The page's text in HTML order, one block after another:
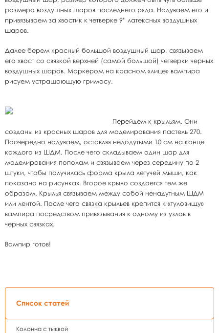
размера воздушных шаров последнего ряда. Надуваем его и
привязываем за хвостик к четверке 9” латексных воздушных
шаров.
Далее берем красный большой воздушный шар, связываем
его хвост со связкой верхней (самой большой) четверки черных
воздушных шаров. Маркером на красном «лице» вампира
рисуем устрашающую гримасу.
Перейдем к крыльям. Они
созданы из красных шаров для моделирования пастель 270.
Поочередно надуваем, оставляя недодутыми 10 см на конце
каждого из ШДМ. После чего складываем один шар для
моделирования пополам и связываем через середину по 2
штуки, чтобы получилась форма крыла летучей мыши, как
показано на рисунках. Второе крыло создается тем же
образом. Крылья связываем между собой ненадутным ШДМ
или лентой. После чего связка крыльев крепится к «туловищу»
вампира посредством привязывания к одному из узлов в
черных связках.
Вампир готов!
Список статей
Колонна с тыквой